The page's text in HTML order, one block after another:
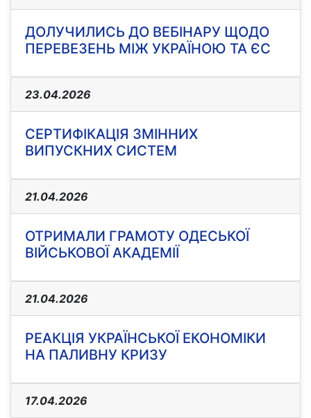
ДОЛУЧИЛИСЬ ДО ВЕБІНАРУ ЩОДО
ПЕРЕВЕЗЕНЬ МІЖ УКРАЇНОЮ ТА ЄС
23.04.2026
СЕРТИФІКАЦІЯ ЗМІННИХ
ВИПУСКНИХ СИСТЕМ
21.04.2026
ОТРИМАЛИ ГРАМОТУ ОДЕСЬКОЇ
ВІЙСЬКОВОЇ АКАДЕМІЇ
21.04.2026
РЕАКЦІЯ УКРАЇНСЬКОЇ ЕКОНОМІКИ
НА ПАЛИВНУ КРИЗУ
17.04.2026